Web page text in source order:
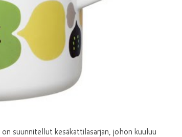
on suunnitellut kesäkattilasarjan, johon kuuluu